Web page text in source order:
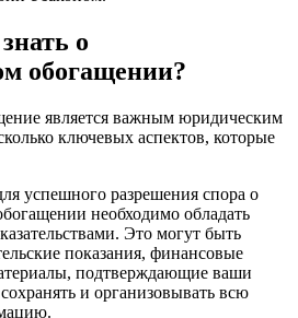
о
обогащении?
является важным юридическим
ключевых аспектов, которые
успешного разрешения спора о
необходимо обладать
Это могут быть
показания, финансовые
подтверждающие ваши
и организовывать всю